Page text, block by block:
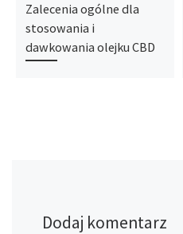
Zalecenia ogólne dla
stosowania i
dawkowania olejku CBD
Dodaj komentarz